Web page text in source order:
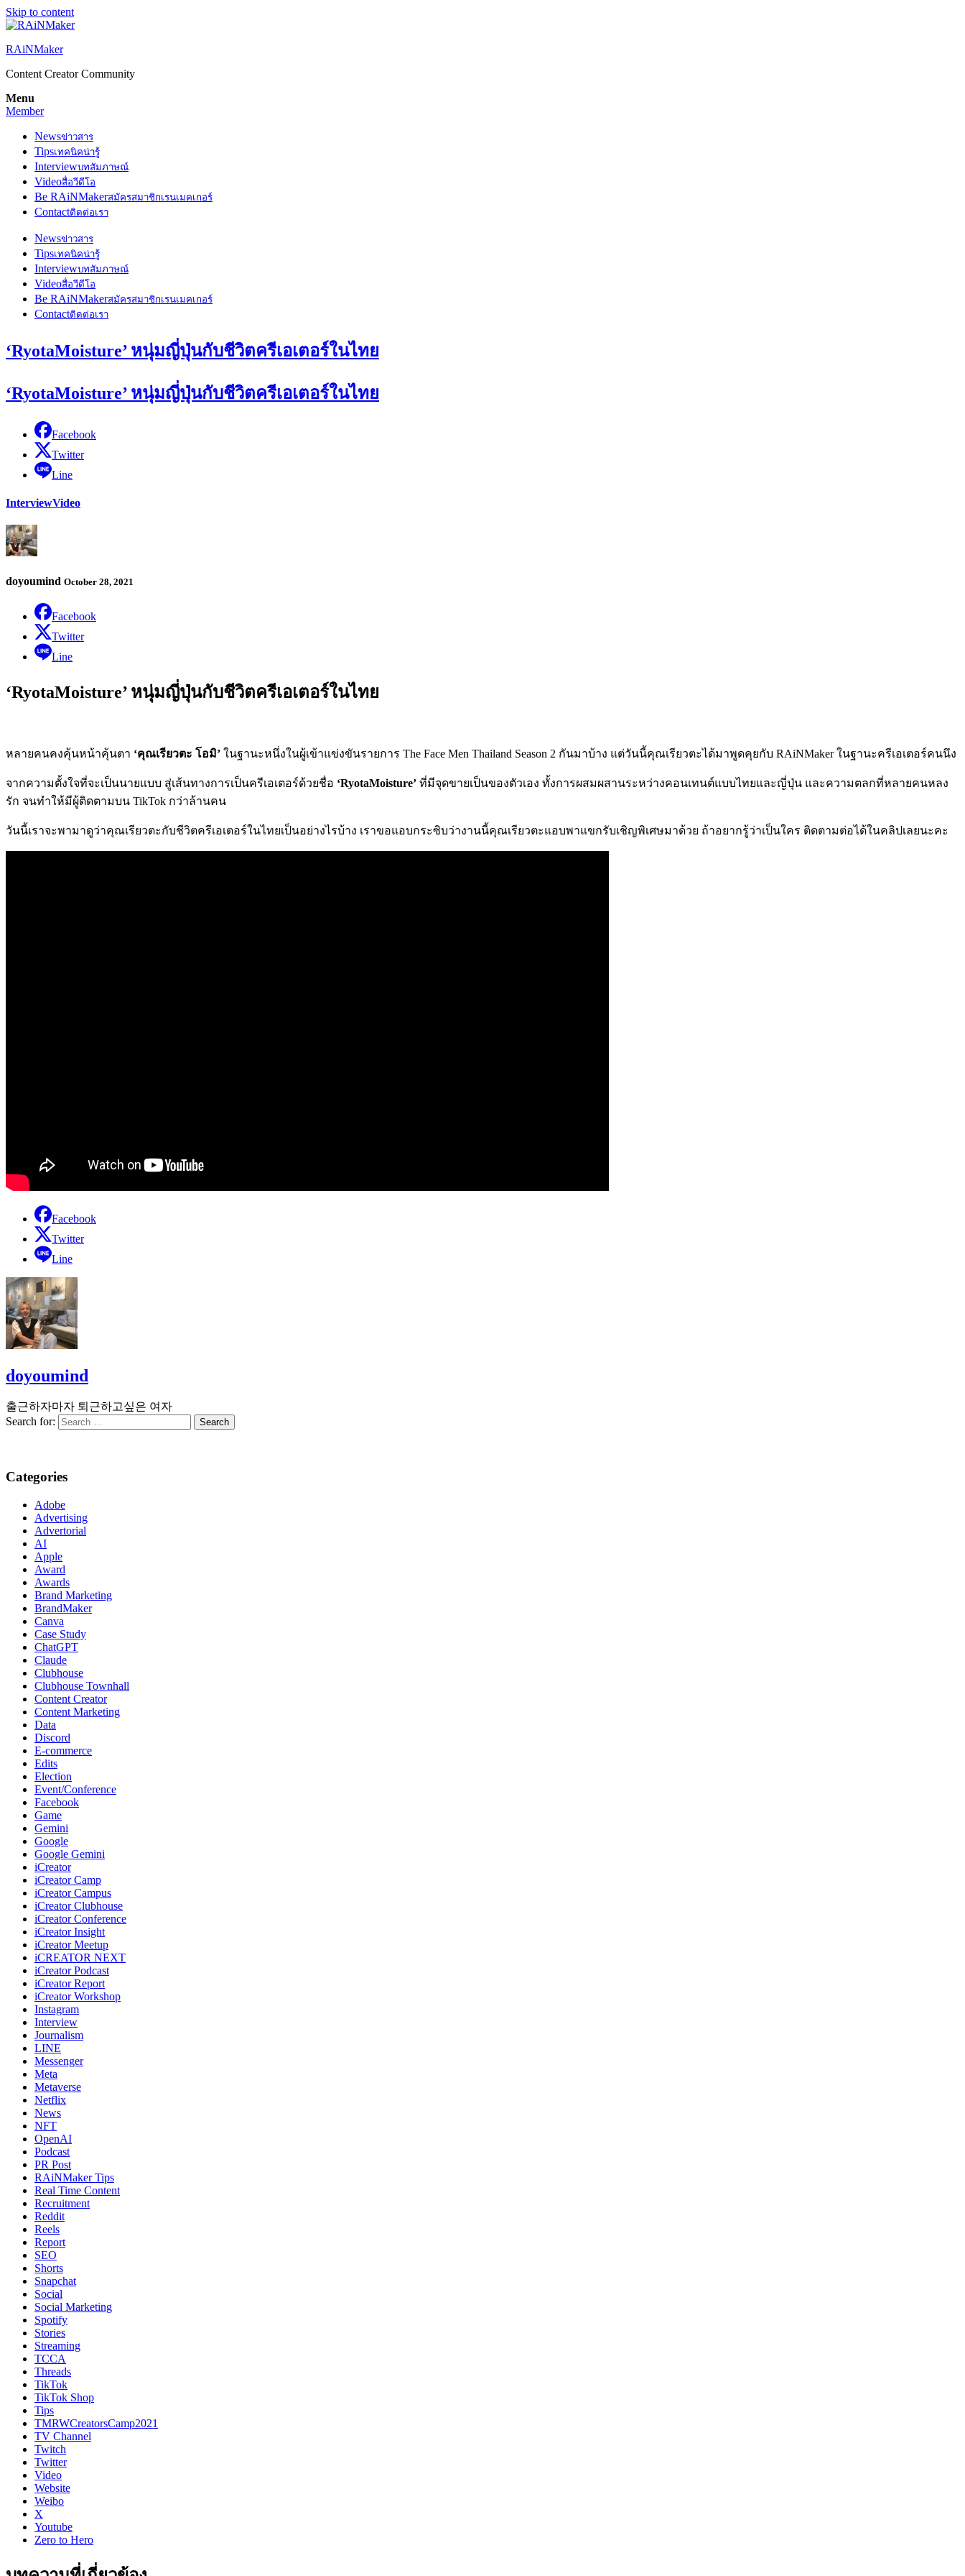
Skip to content
RAiNMaker
Content Creator Community
Menu
Member
Newsข่าวสาร
Tipsเทคนิคน่ารู้
Interviewบทสัมภาษณ์
Videoสื่อวีดีโอ
Be RAiNMakerสมัครสมาชิกเรนเมคเกอร์
Contactติดต่อเรา
Newsข่าวสาร
Tipsเทคนิคน่ารู้
Interviewบทสัมภาษณ์
Videoสื่อวีดีโอ
Be RAiNMakerสมัครสมาชิกเรนเมคเกอร์
Contactติดต่อเรา
‘RyotaMoisture’ หนุ่มญี่ปุ่นกับชีวิตครีเอเตอร์ในไทย
‘RyotaMoisture’ หนุ่มญี่ปุ่นกับชีวิตครีเอเตอร์ในไทย
Facebook
Twitter
Line
InterviewVideo
doyoumind October 28, 2021
Facebook
Twitter
Line
‘RyotaMoisture’ หนุ่มญี่ปุ่นกับชีวิตครีเอเตอร์ในไทย
หลายคนคงคุ้นหน้าคุ้นตา ‘คุณเรียวตะ โอมิ’ ในฐานะหนึ่งในผู้เข้าแข่งขันรายการ The Face Men Thailand Season 2 กันมาบ้าง แต่วันนี้คุณเรียวตะได้มาพูดคุยกับ RAiNMaker ในฐานะครีเอเตอร์คนนึง
จากความตั้งใจที่จะเป็นนายแบบ สู่เส้นทางการเป็นครีเอเตอร์ด้วยชื่อ ‘RyotaMoisture’ ที่มีจุดขายเป็นของตัวเอง ทั้งการผสมผสานระหว่างคอนเทนต์แบบไทยและญี่ปุ่น และความตลกที่หลายคนหลง
รัก จนทำให้มีผู้ติดตามบน TikTok กว่าล้านคน
วันนี้เราจะพามาดูว่าคุณเรียวตะกับชีวิตครีเอเตอร์ในไทยเป็นอย่างไรบ้าง เราขอแอบกระซิบว่างานนี้คุณเรียวตะแอบพาแขกรับเชิญพิเศษมาด้วย ถ้าอยากรู้ว่าเป็นใคร ติดตามต่อได้ในคลิปเลยนะคะ
Facebook
Twitter
Line
doyoumind
출근하자마자 퇴근하고싶은 여자
Search for:
Categories
Adobe
Advertising
Advertorial
AI
Apple
Award
Awards
Brand Marketing
BrandMaker
Canva
Case Study
ChatGPT
Claude
Clubhouse
Clubhouse Townhall
Content Creator
Content Marketing
Data
Discord
E-commerce
Edits
Election
Event/Conference
Facebook
Game
Gemini
Google
Google Gemini
iCreator
iCreator Camp
iCreator Campus
iCreator Clubhouse
iCreator Conference
iCreator Insight
iCreator Meetup
iCREATOR NEXT
iCreator Podcast
iCreator Report
iCreator Workshop
Instagram
Interview
Journalism
LINE
Messenger
Meta
Metaverse
Netflix
News
NFT
OpenAI
Podcast
PR Post
RAiNMaker Tips
Real Time Content
Recruitment
Reddit
Reels
Report
SEO
Shorts
Snapchat
Social
Social Marketing
Spotify
Stories
Streaming
TCCA
Threads
TikTok
TikTok Shop
Tips
TMRWCreatorsCamp2021
TV Channel
Twitch
Twitter
Video
Website
Weibo
X
Youtube
Zero to Hero